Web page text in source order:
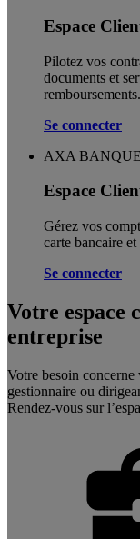
Espace
Pilotez vos
documents et
Se connecter
AXA BANQUE
Espace
Gérez vos
carte bancaire
Se connecter
Votre espace
entreprise
Votre besoin concerne
gestionnaire ou
Rendez-vous sur